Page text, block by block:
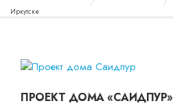
Иркутске
ПРОЕКТ ДОМА «САИДПУР»